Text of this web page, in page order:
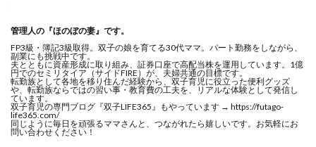
管理人の『ほのぼの妻』です。
FP3級・簿記3級取得。双子の娘を育てる30代ママ。パート勤務をしながら、
副業にも挑戦中です。
夫とともに資産形成に取り組み、証券口座で高配当株を運用しています。1億
円でのセミリタイア（サイドFIRE）が、夫婦共通の目標です。
転勤族として各地を移り住んだ経験から、双子育児に役立った便利グッズ
や、転勤族ならではの習い事・教育費の工夫を、リアルな体験として発信し
ています。
双子育児の専門ブログ『双子LIFE365』もやっています → https://futago-
life365.com/
同じように毎日を頑張るママさんと、つながれたら嬉しいです。お気軽にお
問い合わせください！